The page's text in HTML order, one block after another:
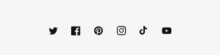
TwitterFacebookPinterestInstagramTikTokYouTube